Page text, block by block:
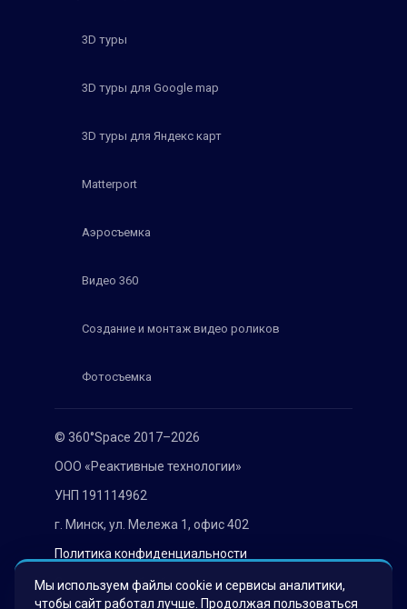
© 360°Space 2017–2026
ООО «Реактивные технологии»
УНП 191114962
г. Минск, ул. Мележа 1, офис 402
Политика конфиденциальности
Согласие на обработку персональных данных
3D туры
3D туры для Google map
3D туры для Яндекс карт
Matterport
Аэросъемка
Видео 360
Создание и монтаж видео роликов
Фотосъемка
Мы используем файлы cookie и сервисы аналитики,
чтобы сайт работал лучше. Продолжая пользоваться